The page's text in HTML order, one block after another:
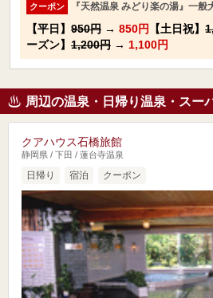
クーポン 『天然温泉 みどり楽の湯』一般
【平日】 950円 → 850円 【土日祝】
ーズン】 1,200円 → 1,100円
周辺の温泉・日帰り温泉・スー
クアハウス石橋旅館
静岡県 / 下田 / 蓮台寺温泉
日帰り 宿泊 クーポン